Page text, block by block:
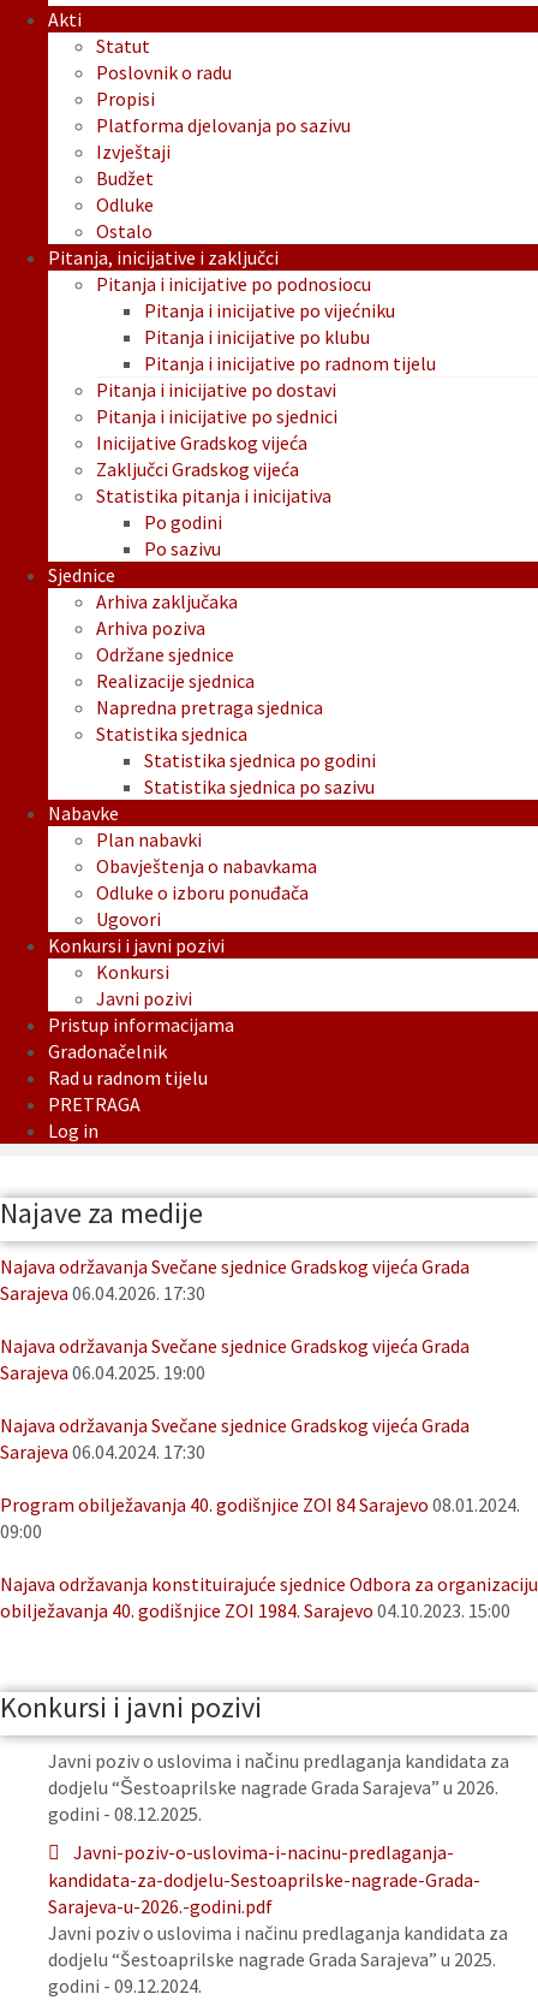
Akti
Statut
Poslovnik o radu
Propisi
Platforma djelovanja po sazivu
Izvještaji
Budžet
Odluke
Ostalo
Pitanja, inicijative i zaključci
Pitanja i inicijative po podnosiocu
Pitanja i inicijative po vijećniku
Pitanja i inicijative po klubu
Pitanja i inicijative po radnom tijelu
Pitanja i inicijative po dostavi
Pitanja i inicijative po sjednici
Inicijative Gradskog vijeća
Zaključci Gradskog vijeća
Statistika pitanja i inicijativa
Po godini
Po sazivu
Sjednice
Arhiva zaključaka
Arhiva poziva
Održane sjednice
Realizacije sjednica
Napredna pretraga sjednica
Statistika sjednica
Statistika sjednica po godini
Statistika sjednica po sazivu
Nabavke
Plan nabavki
Obavještenja o nabavkama
Odluke o izboru ponuđača
Ugovori
Konkursi i javni pozivi
Konkursi
Javni pozivi
Pristup informacijama
Gradonačelnik
Rad u radnom tijelu
PRETRAGA
Log in
Najave za medije
Najava održavanja Svečane sjednice Gradskog vijeća Grada
Sarajeva 06.04.2026. 17:30
Najava održavanja Svečane sjednice Gradskog vijeća Grada
Sarajeva 06.04.2025. 19:00
Najava održavanja Svečane sjednice Gradskog vijeća Grada
Sarajeva 06.04.2024. 17:30
Program obilježavanja 40. godišnjice ZOI 84 Sarajevo 08.01.2024.
09:00
Najava održavanja konstituirajuće sjednice Odbora za organizaciju
obilježavanja 40. godišnjice ZOI 1984. Sarajevo 04.10.2023. 15:00
Konkursi i javni pozivi
Javni poziv o uslovima i načinu predlaganja kandidata za
dodjelu “Šestoaprilske nagrade Grada Sarajeva” u 2026.
godini - 08.12.2025.
Javni-poziv-o-uslovima-i-nacinu-predlaganja-
kandidata-za-dodjelu-Sestoaprilske-nagrade-Grada-
Sarajeva-u-2026.-godini.pdf
Javni poziv o uslovima i načinu predlaganja kandidata za
dodjelu “Šestoaprilske nagrade Grada Sarajeva” u 2025.
godini - 09.12.2024.